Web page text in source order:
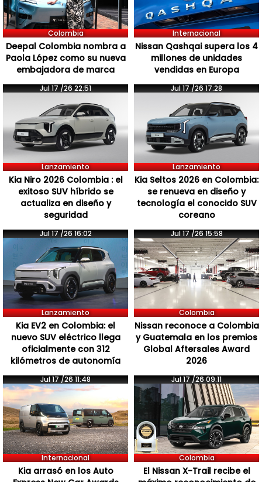
Colombia
Deepal Colombia nombra a
Paola López como su nueva
embajadora de marca
Internacional
Nissan Qashqai supera los 4
millones de unidades
vendidas en Europa
Jul 17 /26 22:51
Lanzamiento
Kia Niro 2026 Colombia : el
exitoso SUV híbrido se
actualiza en diseño y
seguridad
Jul 17 /26 17:28
Lanzamiento
Kia Seltos 2026 en Colombia:
se renueva en diseño y
tecnología el conocido SUV
coreano
Jul 17 /26 16:02
Lanzamiento
Kia EV2 en Colombia: el
nuevo SUV eléctrico llega
oficialmente con 312
kilómetros de autonomía
Jul 17 /26 15:58
Colombia
Nissan reconoce a Colombia
y Guatemala en los premios
Global Aftersales Award
2026
Jul 17 /26 11:48
Internacional
Kia arrasó en los Auto
Jul 17 /26 09:11
Colombia
El Nissan X-Trail recibe el